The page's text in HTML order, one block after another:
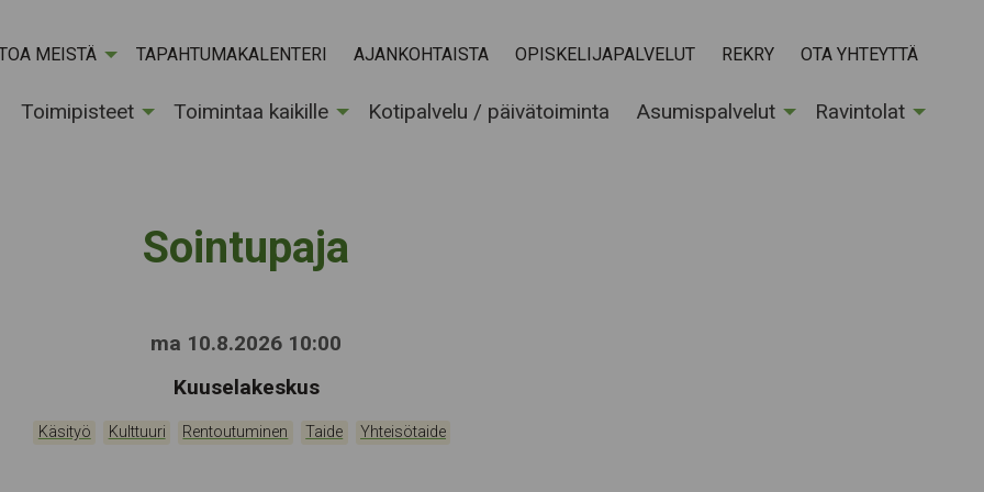
MEISTÄ TAPAHTUMAKALENTERI AJANKOHTAISTA OPISKELIJAPALVELUT REKRY OTA YHTEYTTÄ
Toimipisteet Toimintaa kaikille Kotipalvelu / päivätoiminta Asumispalvelut Ravintolat
Sointupaja
ma 10.8.2026 10:00
Tapahtumapaikka:
Kuuselakeskus
Kategoriat:
Käsityö Kulttuuri Rentoutuminen Taide Yhteisötaide